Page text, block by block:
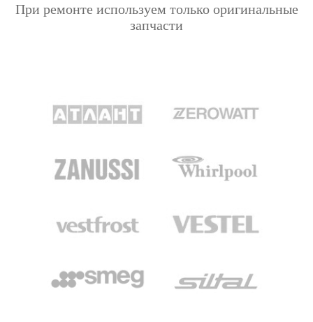
При ремонте используем только оригинальные
запчасти